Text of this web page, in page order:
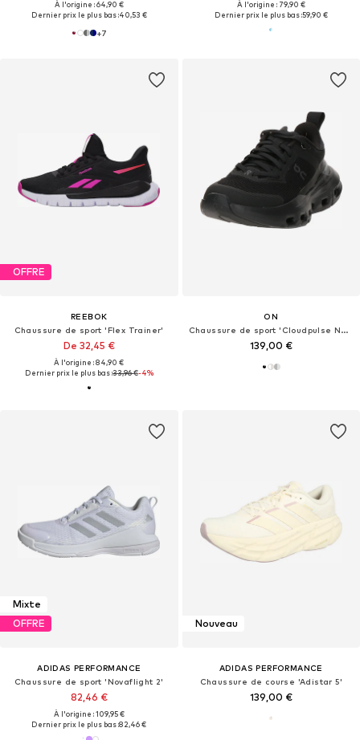
À l'origine : 64,90 €
Dernier prix le plus bas :40,53 €
+7
À l'origine : 79,90 €
Dernier prix le plus bas :59,90 €
OFFRE
REEBOK
Chaussure de sport 'Flex Trainer'
De 32,45 €
À l'origine : 84,90 €
Dernier prix le plus bas :33,96 €-4%
ON
Chaussure de sport 'Cloudpulse Next'
139,00 €
Mixte
OFFRE
ADIDAS PERFORMANCE
Chaussure de sport 'Novaflight 2'
82,46 €
À l'origine : 109,95 €
Dernier prix le plus bas :82,46 €
Nouveau
ADIDAS PERFORMANCE
Chaussure de course 'Adistar 5'
139,00 €